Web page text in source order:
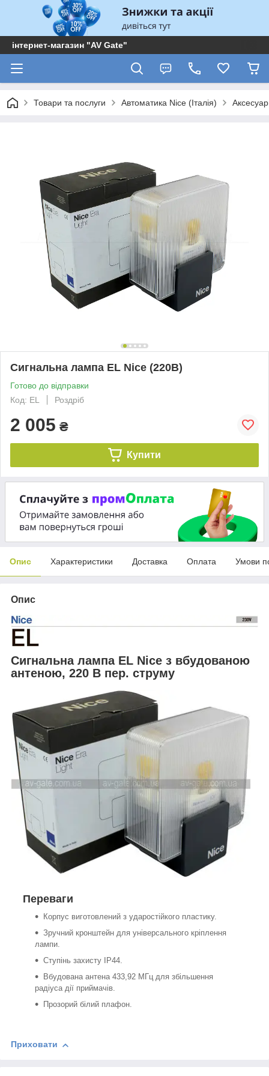
інтернет-магазин "AV Gate"
Товари та послуги Автоматика Nice (Італія)
Сигнальна лампа EL Nice (220B)
Готово до відправки
Код: EL
Роздріб
2 005 ₴
Купити
Опис Характеристики Доставка Оплата Умови
Опис
Сигнальна лампа EL Nice з вбудованою
антеною, 220 В пер. струму
Переваги
Корпус виготовлений з ударостійкого пластику.
Зручний кронштейн для універсального кріплення
лампи.
Ступінь захисту IP44.
Вбудована антена 433,92 МГц для збільшення
радіуса дії приймачів.
Прозорий білий плафон.
Приховати